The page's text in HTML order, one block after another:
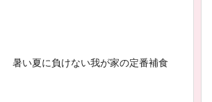
暑い夏に負けない我が家の定番補食